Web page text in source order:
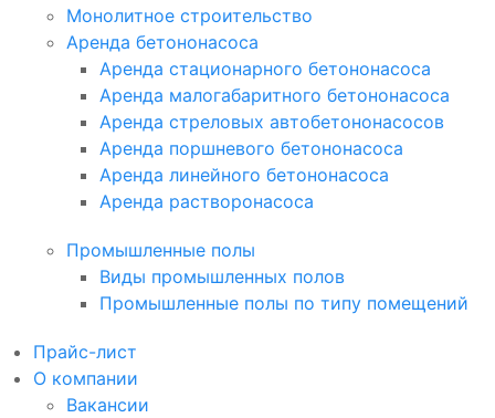
Монолитное строительство
Аренда бетононасоса
Аренда стационарного бетононасоса
Аренда малогабаритного бетононасоса
Аренда стреловых автобетононасосов
Аренда поршневого бетононасоса
Аренда линейного бетононасоса
Аренда растворонасоса
Промышленные полы
Виды промышленных полов
Промышленные полы по типу помещений
Прайс-лист
О компании
Вакансии